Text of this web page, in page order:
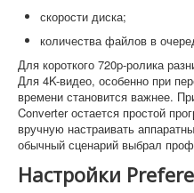
скорости диска;
количества файлов в
Для короткого 720p-ролика
Для 4K-видео, особенно при
времени становится важнее.
Converter остается простой
вручную настраивать
обычный сценарий выбрал
Настройки